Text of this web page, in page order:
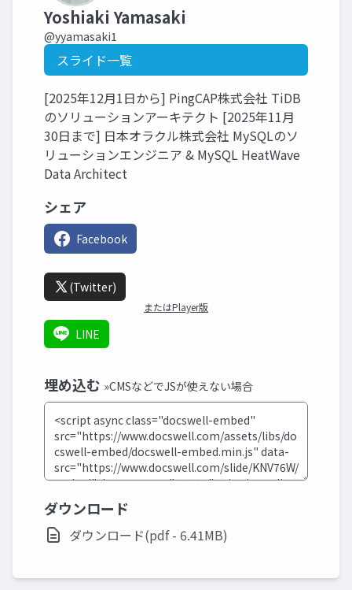
Yoshiaki Yamasaki
@yyamasaki1
スライド一覧
[2025年12月1日から] PingCAP株式会社 TiDB
のソリューションアーキテクト [2025年11月
30日まで] 日本オラクル株式会社 MySQLのソ
リューションエンジニア & MySQL HeatWave
Data Architect
シェア
Facebook
(Twitter)
またはPlayer版
LINE
埋め込む »CMSなどでJSが使えない場合
ダウンロード
ダウンロード(pdf - 6.41MB)